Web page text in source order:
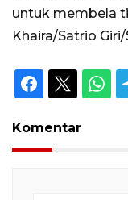
untuk membela
Khaira/Satrio
Komentar